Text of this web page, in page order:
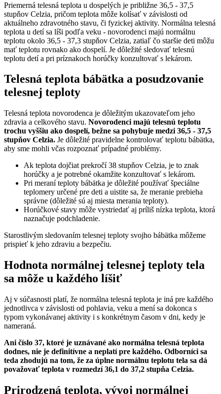
Priemerná telesná teplota u dospelých je približne 36,5 - 37,5
stupňov Celzia, pričom teplota môže kolísať v závislosti od
aktuálneho zdravotného stavu, či fyzickej aktivity. Normálna telesná
teplota u detí sa líši podľa veku - novorodenci majú normálnu
teplotu okolo 36,5 - 37,3 stupňov Celzia, zatiaľ čo staršie deti môžu
mať teplotu rovnako ako dospelí. Je dôležité sledovať telesnú
teplotu detí a pri príznakoch horúčky konzultovať s lekárom.
Telesná teplota bábätka a posudzovanie
telesnej teploty
Telesná teplota novorodenca je dôležitým ukazovateľom jeho
zdravia a celkového stavu. Novorodenci majú telesnú teplotu
trochu vyššiu ako dospelí, bežne sa pohybuje medzi 36,5 - 37,5
stupňov Celzia. Je dôležité pravidelne kontrolovať teplotu bábätka,
aby sme mohli včas rozpoznať prípadné problémy.
Ak teplota dojčiat prekročí 38 stupňov Celzia, je to znak
horúčky a je potrebné okamžite konzultovať s lekárom.
Pri meraní teploty bábätka je dôležité používať špeciálne
teplomery určené pre deti a uistite sa, že meranie prebieha
správne (dôležité sú aj miesta merania teploty).
Horúčkové stavy môže vystriedať aj príliš nízka teplota, ktorá
naznačuje podchladenie.
Starostlivým sledovaním telesnej teploty svojho bábätka môžeme
prispieť k jeho zdraviu a bezpečiu.
Hodnota normálnej telesnej teploty tela
sa môže u každého líšiť
Aj v súčasnosti platí, že normálna telesná teplota je iná pre každého
jednotlivca v závislosti od pohlavia, veku a mení sa dokonca s
typom vykonávanej aktivity i s konkrétnym časom v dni, kedy je
nameraná.
Ani číslo 37, ktoré je uznávané ako normálna telesná teplota
dodnes, nie je definitívne a neplatí pre každého. Odborníci sa
teda zhodujú na tom, že za úplne normálnu teplotu tela sa dá
považovať teplota v rozmedzí 36,1 do 37,2 stupňa Celzia.
Prirodzená teplota, vývoj normálnej